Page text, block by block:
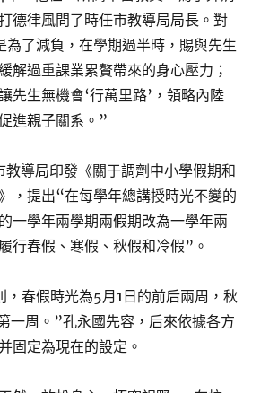
德律風問了時任市教導局局長。對
為了減負，在學期過半時，賜與先生
解過重課業累贅帶來的身心壓力；
先生無機會‘行萬里路’，領略內陸
進親子關系。”
教導局印發《關于調劑中小學假期和
，提出“在每學年總講授時光不變的
一學年兩學期兩假期改為一學年兩
行春假、寒假、秋假和冷假”。
，春假時光為5月1日的前后兩周，秋
一周。”孔永國先容，后來依據各方
固定為現在的設定。